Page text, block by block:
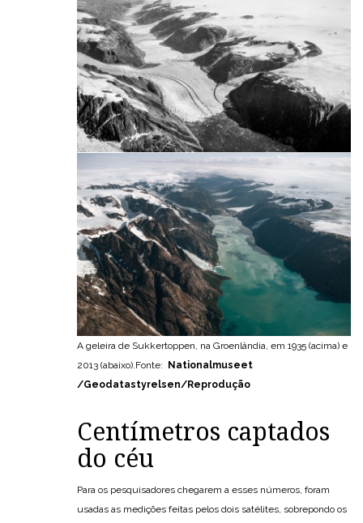
A geleira de Sukkertoppen, na Groenlândia, em 1935 (acima) e
2013 (abaixo).Fonte:
Nationalmuseet
/Geodatastyrelsen/Reprodução
Centímetros captados
do céu
Para os pesquisadores chegarem a esses números, foram
usadas as medições feitas pelos dois satélites, sobrepondo os